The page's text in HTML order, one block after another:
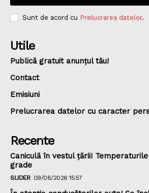
Sunt de acord cu Prelucrarea datelor.
Utile
Publică gratuit anunțul tău!
Contact
Emisiuni
Prelucrarea datelor cu caracter
Recente
Caniculă în vestul țării!
grade
SLIDER 09/08/2026 15:57